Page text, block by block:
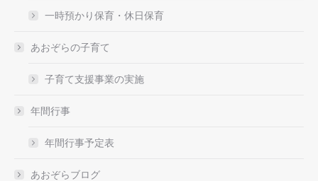
一時預かり保育・休日保育
あおぞらの子育て
子育て支援事業の実施
年間行事
年間行事予定表
あおぞらブログ